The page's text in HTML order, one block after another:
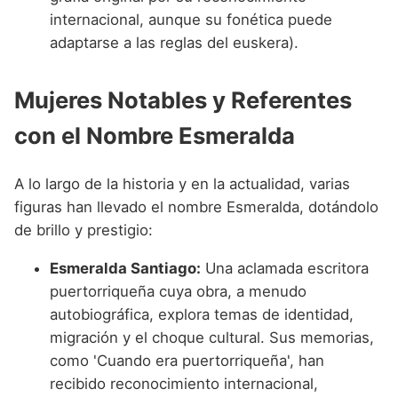
internacional, aunque su fonética puede
adaptarse a las reglas del euskera).
Mujeres Notables y Referentes
con el Nombre Esmeralda
A lo largo de la historia y en la actualidad, varias
figuras han llevado el nombre Esmeralda, dotándolo
de brillo y prestigio:
Esmeralda Santiago: Una aclamada escritora
puertorriqueña cuya obra, a menudo
autobiográfica, explora temas de identidad,
migración y el choque cultural. Sus memorias,
como 'Cuando era puertorriqueña', han
recibido reconocimiento internacional,